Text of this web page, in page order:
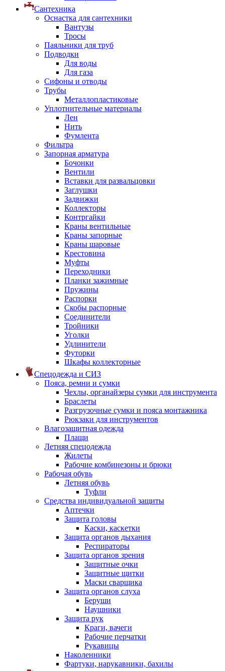
Сантехника
Оснастка для сантехники
Вантузы
Тросы
Паяльники для труб
Подводки
Для воды
Для газа
Сифоны и отводы
Трубы
Металлопластиковые
Уплотнительные материалы
Лен
Нить
Фумлента
Фильтра
Запорная арматура
Бочонки
Вентили
Вставки для развальцовки
Заглушки
Задвижки
Коллекторы
Контргайки
Краны вентильные
Краны запорные
Краны шаровые
Крестовина
Муфты
Переходники
Планки зажимные
Пружины
Распорки
Скобы распорные
Соединители
Тройники
Уголки
Удлинители
Футорки
Шкафы коллекторные
Спецодежда и СИЗ
Пояса, ремни и сумки
Чехлы, органайзеры сумки для инструмента
Браслеты
Разгрузочные сумки и пояса монтажника
Рюкзаки для инструментов
Влагозащитная одежда
Плащи
Летняя спецодежда
Жилеты
Рабочие комбинезоны и брюки
Рабочая обувь
Летняя обувь
Туфли
Средства индивидуальной защиты
Аптечки
Защита головы
Каски, каскетки
Защита органов дыхания
Респираторы
Защита органов зрения
Защитные очки
Защитные щитки
Маски сварщика
Защита органов слуха
Беруши
Наушники
Защита рук
Краги, вачеги
Рабочие перчатки
Рукавицы
Наколенники
Фартуки, нарукавники, бахилы